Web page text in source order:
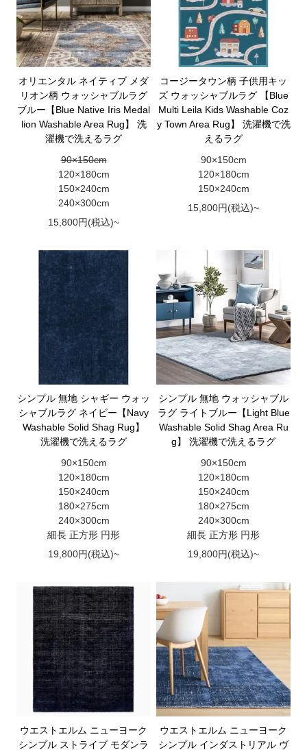
オリエンタル ネイティブ メダ
リオン柄 ウォッシャブルラグ
ブルー【Blue Native Iris Medal
lion Washable Area Rug】 洗
濯機で洗えるラグ
90×150cm
120×180cm
150×240cm
240×300cm
15,800円(税込)~
コージータウン柄 子供用キッ
ズ ウォッシャブルラグ 【Blue
Multi Leila Kids Washable Coz
y Town Area Rug】 洗濯機で洗
えるラグ
90×150cm
120×180cm
150×240cm
15,800円(税込)~
シンプル 無地 シャギー ウォッ
シャブルラグ ネイビー【Navy
Washable Solid Shag Rug】
洗濯機で洗えるラグ
90×150cm
120×180cm
150×240cm
180×275cm
240×300cm
細長 正方形 円形
19,800円(税込)~
シンプル 無地 ウォッシャブル
ラグ ライトブルー【Light Blue
Washable Solid Shag Area Ru
g】 洗濯機で洗えるラグ
90×150cm
120×180cm
150×240cm
180×275cm
240×300cm
細長 正方形 円形
19,800円(税込)~
ウエストエルム ニューヨーク
シンプル ストライプ モダンラ
ウエストエルム ニューヨーク
シンプル インダストリアル ヴ